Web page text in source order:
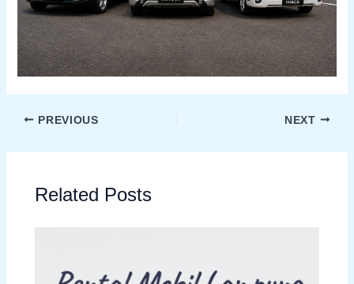
PREVIOUS NEXT
Related Posts